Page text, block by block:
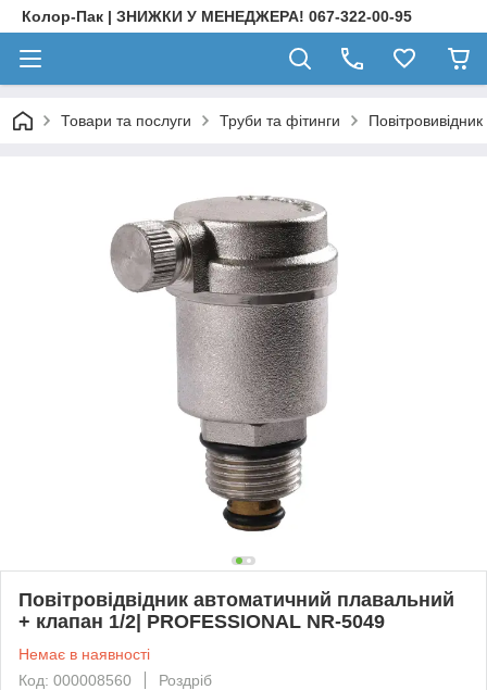
Колор-Пак | ЗНИЖКИ У МЕНЕДЖЕРА! 067-322-00-95
Товари та послуги Труби та фітинги Повітровивідник
Повітровідвідник автоматичний плавальний
+ клапан 1/2| PROFESSIONAL NR-5049
Немає в наявності
Код: 000008560
Роздріб